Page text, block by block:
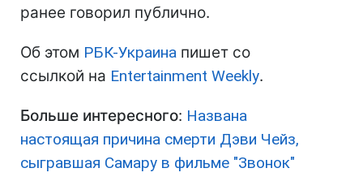
ранее говорил публично.
Об этом РБК-Украина пишет со
ссылкой на Entertainment Weekly.
Больше интересного: Названа
настоящая причина смерти Дэви Чейз,
сыгравшая Самару в фильме "Звонок"